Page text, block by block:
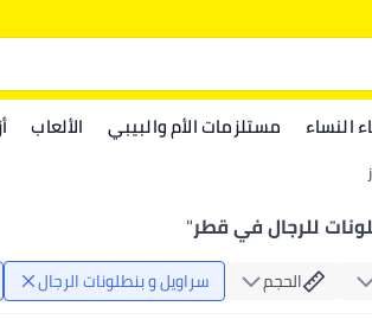
النساء مستلزمات الأم والبيبي الألعاب
للرجال في قطر"
الحجم سراويل و بنطلونات الرجال